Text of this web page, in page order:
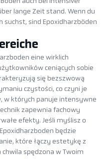
lange Zeit stand. Wenn du
suchst, sind Epoxidharzböden
eine wirklich
ceniących sobie
się bezszwową
czystości, co czyni je
w których panuje intensywne
zapewnia fachowy
efekty. Jeśli myślisz o
będzie
które łączy estetykę z
spędzona w Twoim